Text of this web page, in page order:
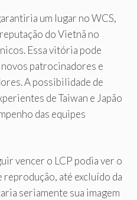
um lugar no WCS,
do Vietnã no
Essa vitória pode
patrocinadores e
A possibilidade de
de Taiwan e Japão
das equipes
vencer o LCP podia ver o
até excluído da
seriamente sua imagem